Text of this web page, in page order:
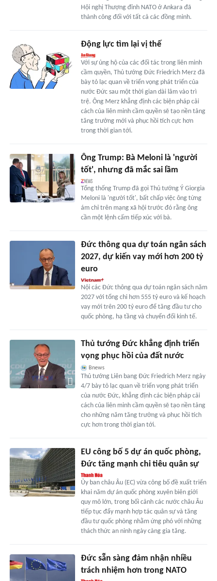
Hội nghị Thượng đỉnh NATO ở Ankara đã
thành công đối với tất cả các đồng minh.
Động lực tìm lại vị thế
Với sự ủng hộ của các đối tác trong liên minh
cầm quyền, Thủ tướng Đức Friedrich Merz đã
bày tỏ lạc quan về triển vọng phát triển của
nước Đức sau một thời gian dài lâm vào trì
trệ. Ông Merz khẳng định các biện pháp cải
cách của liên minh cầm quyền sẽ tạo nền tảng
tăng trưởng mới và phục hồi tích cực hơn
trong thời gian tới.
Ông Trump: Bà Meloni là 'người
tốt', nhưng đã mắc sai lầm
Tổng thống Trump đã gọi Thủ tướng Ý Giorgia
Meloni là 'người tốt', bất chấp việc ông từng
ám chỉ trên mạng xã hội trước đó rằng ông
cần một lệnh cấm tiếp xúc với bà.
Đức thông qua dự toán ngân sách
2027, dự kiến vay mới hơn 200 tỷ
euro
Nội các Đức thông qua dự toán ngân sách năm
2027 với tổng chi hơn 555 tỷ euro và kế hoạch
vay mới trên 200 tỷ euro để tăng đầu tư cho
quốc phòng, hạ tầng và chuyển đổi kinh tế.
Thủ tướng Đức khẳng định triển
vọng phục hồi của đất nước
Bnews
Thủ tướng Liên bang Đức Friedrich Merz ngày
4/7 bày tỏ lạc quan về triển vọng phát triển
của nước Đức, khẳng định các biện pháp cải
cách của liên minh cầm quyền sẽ tạo nền tảng
cho những năm tăng trưởng và phục hồi tích
cực hơn trong thời gian tới.
EU công bố 5 dự án quốc phòng,
Đức tăng mạnh chi tiêu quân sự
Ủy ban châu Âu (EC) vừa công bố đề xuất triển
khai năm dự án quốc phòng xuyên biên giới
quy mô lớn, trong bối cảnh các nước châu Âu
tiếp tục đẩy mạnh hợp tác quân sự và tăng
đầu tư quốc phòng nhằm ứng phó với những
thách thức an ninh ngày càng gia tăng.
Đức sẵn sàng đảm nhận nhiều
trách nhiệm hơn trong NATO